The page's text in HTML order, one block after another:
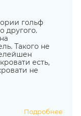
гольф
другого.
Такого не
есть,
не
Подробнее